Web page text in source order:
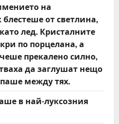
на
от светлина,
лед. Кристалните
по порцелана, а
прекалено силно,
да заглушат нещо
между тях.
в най-луксозния